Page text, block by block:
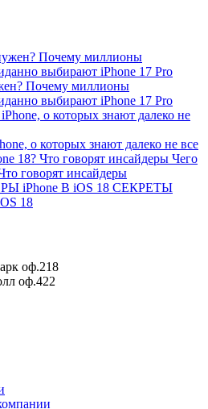
Почему миллионы
выбирают iPhone 17 Pro
о которых знают далеко не все
Чего
говорят инсайдеры
СЕКРЕТЫ
18
оф.218
оф.422